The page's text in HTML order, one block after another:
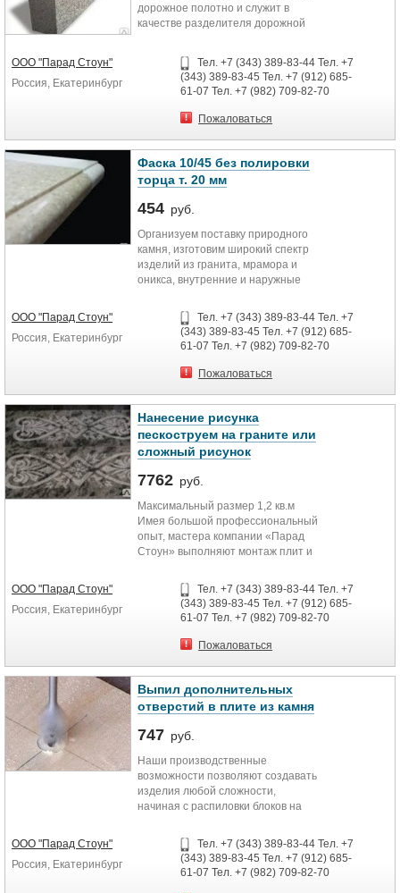
дорожное полотно и служит в
качестве разделителя дорожной
Отделка бордюром из
натурального камня способна
облагородить ландшафт и придать
респектабельный и
неповторимость каждого объекта.
Специалисты нашей компании
могут изготовить изделия с
полировкой.
Гранит является одним из самых
подходящих материалов для
обладает практически
неограниченным сроком службы,
достаточной прочностью и
того одним из качеств гранита
Мы всегда готовы выполнить
изделия по индивидуальным
размерам заказчика, изготовим
парковочные или тротуарные.
Комбинируя различные варианты
материала, можно создать
уникальный дизайн территории.
ООО "Парад Стоун"
Россия, Екатеринбург
Тел. +7 (343) 389-83-44 Тел. +7
(343) 389-83-45 Тел. +7 (912) 685-
61-07 Тел. +7 (982) 709-82-70
Пожаловаться
Фаска 10/45 без полировки
торца т. 20 мм
454 руб.
Организуем поставку природного
камня, изготовим широкий спектр
изделий из гранита, мрамора и
оникса, внутренние и наружные
ООО "Парад Стоун"
Россия, Екатеринбург
Тел. +7 (343) 389-83-44 Тел. +7
(343) 389-83-45 Тел. +7 (912) 685-
61-07 Тел. +7 (982) 709-82-70
Пожаловаться
Нанесение рисунка
пескоструем на граните или
сложный рисунок
7762 руб.
Максимальный размер 1,2 кв.м
Имея большой профессиональный
опыт, мастера компании «Парад
Стоун» выполняют монтаж плит и
аккуратно и оперативно.
ООО "Парад Стоун"
Россия, Екатеринбург
Тел. +7 (343) 389-83-44 Тел. +7
(343) 389-83-45 Тел. +7 (912) 685-
61-07 Тел. +7 (982) 709-82-70
Пожаловаться
Выпил дополнительных
отверстий в плите из камня
747 руб.
Наши производственные
возможности позволяют создавать
изделия любой сложности,
начиная с распиловки блоков на
архитектурных деталей.
ООО "Парад Стоун"
Россия, Екатеринбург
Тел. +7 (343) 389-83-44 Тел. +7
(343) 389-83-45 Тел. +7 (912) 685-
61-07 Тел. +7 (982) 709-82-70